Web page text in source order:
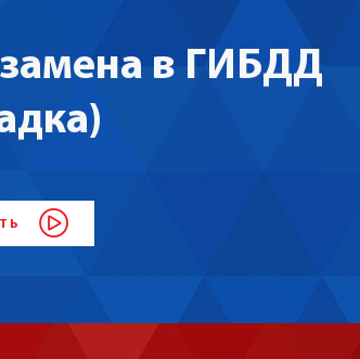
в ГИБДД